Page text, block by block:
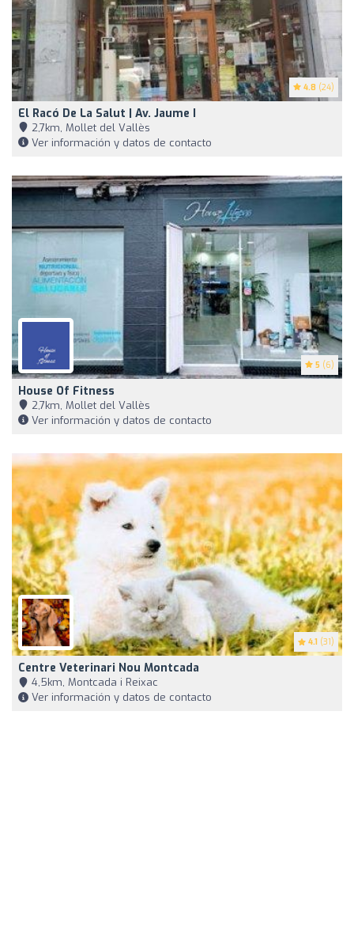
4.8 (24)
El Racó De La Salut | Av. Jaume I
2,7km, Mollet del Vallès
Ver información y datos de contacto
5 (6)
House Of Fitness
2,7km, Mollet del Vallès
Ver información y datos de contacto
4.1 (31)
Centre Veterinari Nou Montcada
4,5km, Montcada i Reixac
Ver información y datos de contacto